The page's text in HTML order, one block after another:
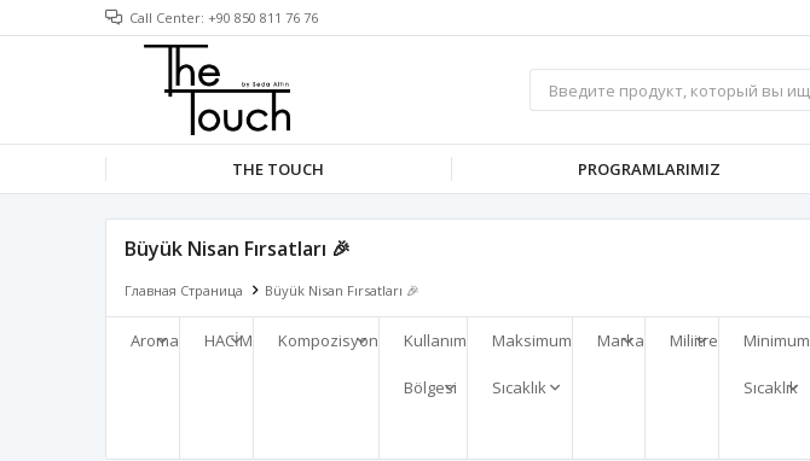
Call Center: +90 850 811 76 76
THE TOUCH PROGRAMLARIMIZ
Büyük Nisan Fırsatları 🎉
Главная Страница Büyük Nisan Fırsatları 🎉
Aroma HACİM Kompozisyon Kullanım
Bölgesi
Maksimum
Sıcaklık
Marka Miliitre Minimum
Sıcaklık